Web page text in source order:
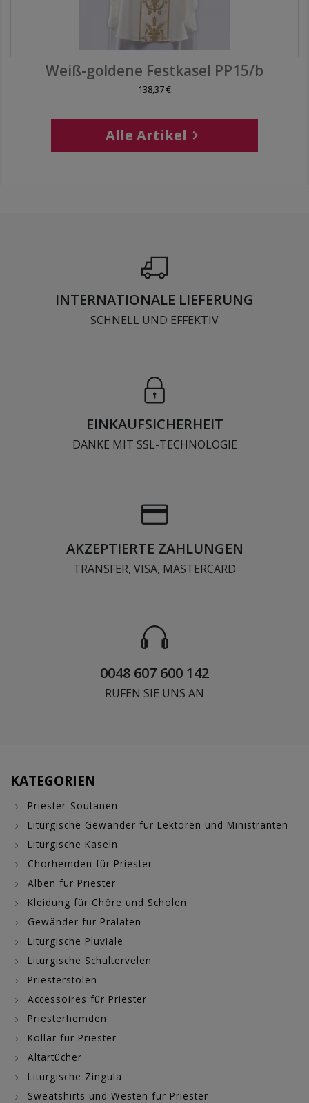
Weiß-goldene Festkasel PP15/b
138,37 €
Alle Artikel 
INTERNATIONALE LIEFERUNG
SCHNELL UND EFFEKTIV
EINKAUFSICHERHEIT
DANKE MIT SSL-TECHNOLOGIE
AKZEPTIERTE ZAHLUNGEN
TRANSFER, VISA, MASTERCARD
0048 607 600 142
RUFEN SIE UNS AN
KATEGORIEN
Priester-Soutanen
Liturgische Gewänder für Lektoren und Ministranten
Liturgische Kaseln
Chorhemden für Priester
Alben für Priester
Kleidung für Chöre und Scholen
Gewänder für Prälaten
Liturgische Pluviale
Liturgische Schultervelen
Priesterstolen
Accessoires für Priester
Priesterhemden
Kollar für Priester
Altartücher
Liturgische Zingula
Sweatshirts und Westen für Priester